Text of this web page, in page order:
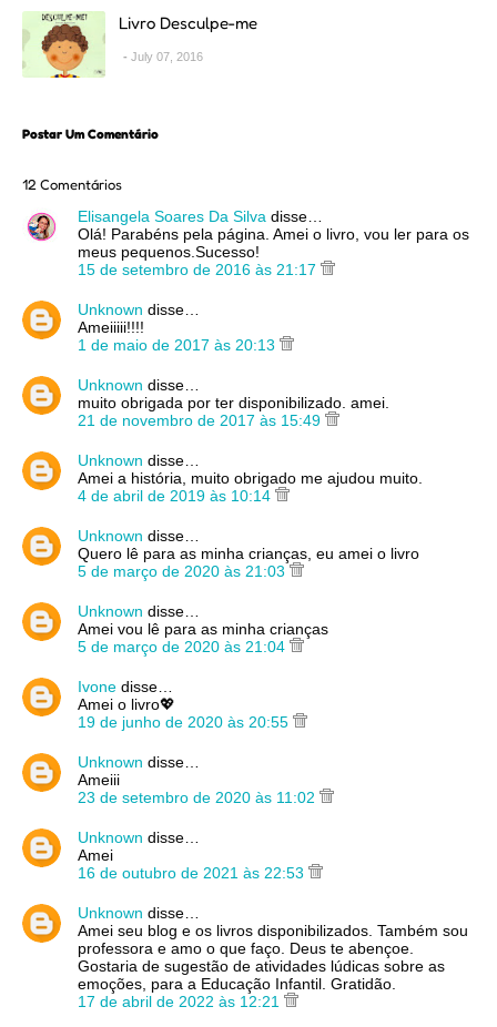
Livro Desculpe-me
July 07, 2016
Postar Um Comentário
12 Comentários
Elisangela Soares Da Silva disse…
Olá! Parabéns pela página. Amei o livro, vou ler para os
meus pequenos.Sucesso!
15 de setembro de 2016 às 21:17
Unknown disse…
Ameiiiii!!!!
1 de maio de 2017 às 20:13
Unknown disse…
muito obrigada por ter disponibilizado. amei.
21 de novembro de 2017 às 15:49
Unknown disse…
Amei a história, muito obrigado me ajudou muito.
4 de abril de 2019 às 10:14
Unknown disse…
Quero lê para as minha crianças, eu amei o livro
5 de março de 2020 às 21:03
Unknown disse…
Amei vou lê para as minha crianças
5 de março de 2020 às 21:04
Ivone disse…
Amei o livro💖
19 de junho de 2020 às 20:55
Unknown disse…
Ameiii
23 de setembro de 2020 às 11:02
Unknown disse…
Amei
16 de outubro de 2021 às 22:53
Unknown disse…
Amei seu blog e os livros disponibilizados. Também sou
professora e amo o que faço. Deus te abençoe.
Gostaria de sugestão de atividades lúdicas sobre as
emoções, para a Educação Infantil. Gratidão.
17 de abril de 2022 às 12:21